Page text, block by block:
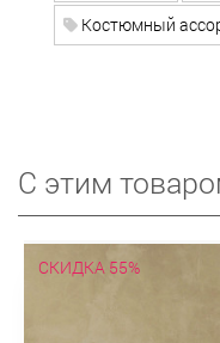
Костюмный
С этим
СКИДКА 55%